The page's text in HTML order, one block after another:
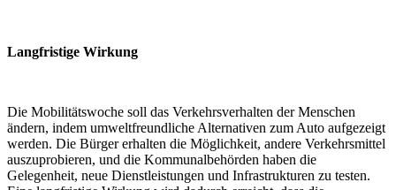
Langfristige Wirkung
Die Mobilitätswoche soll das Verkehrsverhalten der Menschen
ändern, indem umweltfreundliche Alternativen zum Auto aufgezeigt
werden. Die Bürger erhalten die Möglichkeit, andere Verkehrsmittel
auszuprobieren, und die Kommunalbehörden haben die
Gelegenheit, neue Dienstleistungen und Infrastrukturen zu testen.